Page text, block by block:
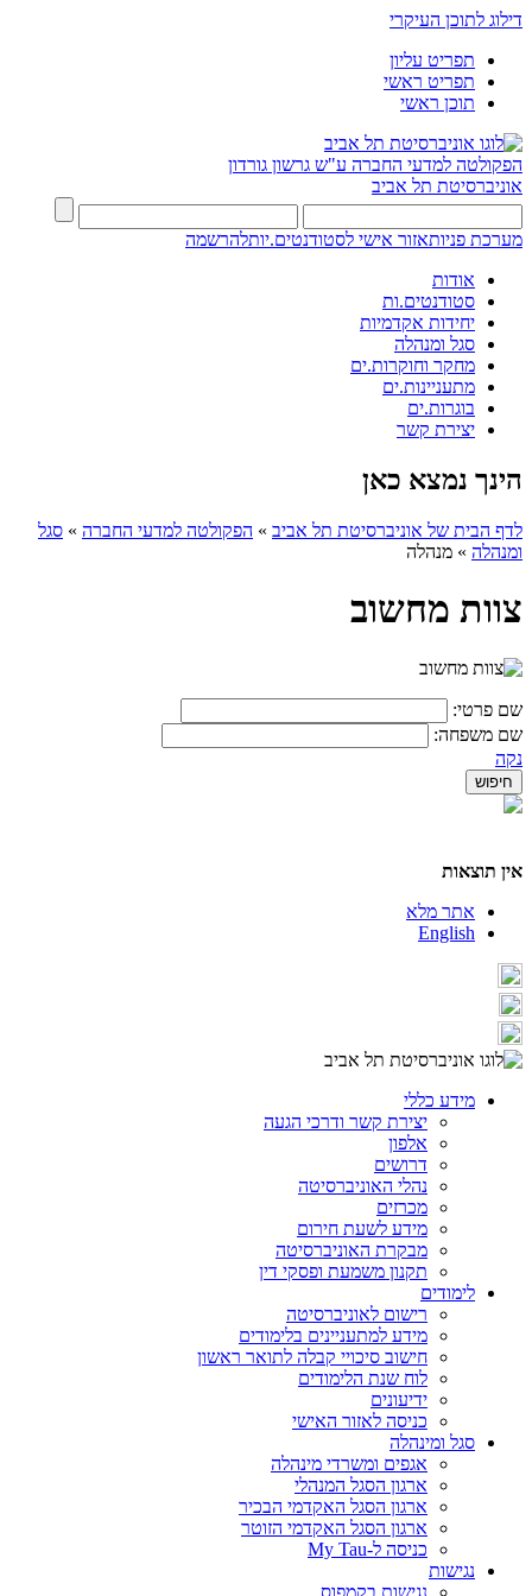
דילוג לתוכן העיקרי
תפריט עליון
תפריט ראשי
תוכן ראשי
הפקולטה למדעי החברה ע"ש גרשון גורדון
אוניברסיטת תל אביב
מערכת פניותאזור אישי לסטודנטים.יותלהרשמה
אודות
סטודנטים.ות
יחידות אקדמיות
סגל ומנהלה
מחקר וחוקרות.ים
מתעניינות.ים
בוגרות.ים
יצירת קשר
הינך נמצא כאן
לדף הבית של אוניברסיטת תל אביב » הפקולטה למדעי החברה » סגל
ומנהלה » מנהלה
צוות מחשוב
שם פרטי:
שם משפחה:
נקה
אין תוצאות
אתר מלא
English
מידע כללי
יצירת קשר ודרכי הגעה
אלפון
דרושים
נהלי האוניברסיטה
מכרזים
מידע לשעת חירום
מבקרת האוניברסיטה
תקנון משמעת ופסקי דין
לימודים
רישום לאוניברסיטה
מידע למתעניינים בלימודים
חישוב סיכויי קבלה לתואר ראשון
לוח שנת הלימודים
ידיעונים
כניסה לאזור האישי
סגל ומינהלה
אגפים ומשרדי מינהלה
ארגון הסגל המנהלי
ארגון הסגל האקדמי הבכיר
ארגון הסגל האקדמי הזוטר
כניסה ל-My Tau
נגישות
נגישות בקמפוס